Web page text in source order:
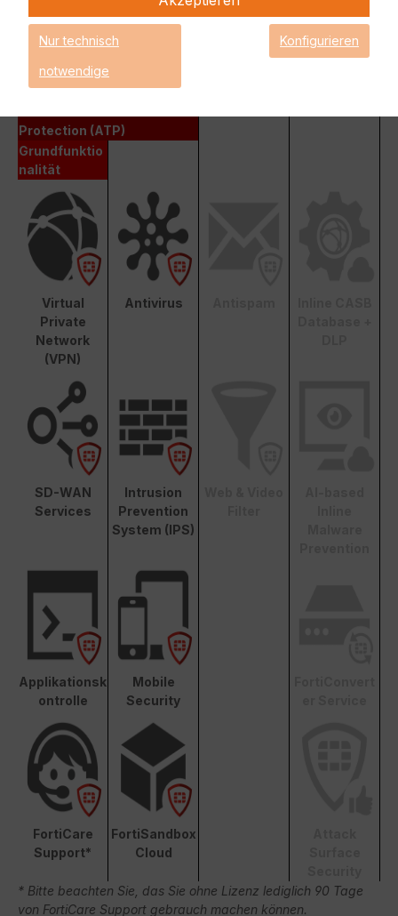
Fortinet Advanced Threat Protection (ATP)
Enterprise Protection
Unified Threat Protection (UTP)
Protection (ATP)
Grundfunktio
nalität
Virtual
Private
Network
(VPN)
Antivirus
SD-WAN
Services
Intrusion
Prevention
System (IPS)
Applikationsk
ontrolle
Mobile
Security
FortiCare
Support*
FortiSandbox
Cloud
* Bitte beachten Sie, das Sie ohne Lizenz lediglich 90 Tage
von FortiCare Support gebrauch machen können.
Nur technisch
notwendige
Konfigurieren